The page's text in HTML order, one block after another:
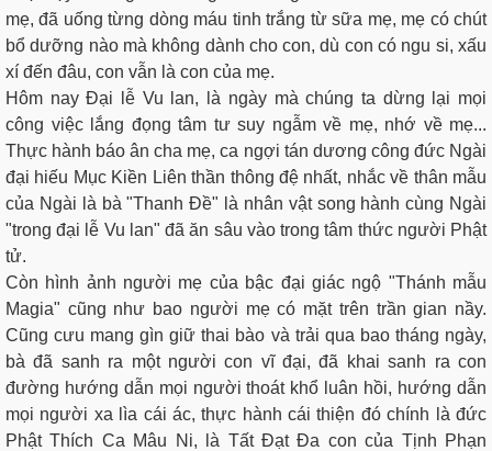
mẹ, đã uống từng dòng máu tinh trắng từ sữa mẹ, mẹ có chút
bổ dưỡng nào mà không dành cho con, dù con có ngu si, xấu
xí đến đâu, con vẫn là con của mẹ.
Hôm nay Đại lễ Vu lan, là ngày mà chúng ta dừng lại mọi
công việc lắng đọng tâm tư suy ngẫm về mẹ, nhớ về mẹ...
Thực hành báo ân cha mẹ, ca ngợi tán dương công đức Ngài
đại hiếu Mục Kiền Liên thần thông đệ nhất, nhắc về thân mẫu
của Ngài là bà "Thanh Đề" là nhân vật song hành cùng Ngài
"trong đại lễ Vu lan" đã ăn sâu vào trong tâm thức người Phật
tử.
Còn hình ảnh người mẹ của bậc đại giác ngộ "Thánh mẫu
Magia" cũng như bao người mẹ có mặt trên trần gian nầy.
Cũng cưu mang gìn giữ thai bào và trải qua bao tháng ngày,
bà đã sanh ra một người con vĩ đại, đã khai sanh ra con
đường hướng dẫn mọi người thoát khổ luân hồi, hướng dẫn
mọi người xa lìa cái ác, thực hành cái thiện đó chính là đức
Phật Thích Ca Mâu Ni, là Tất Đạt Đa con của Tịnh Phạn